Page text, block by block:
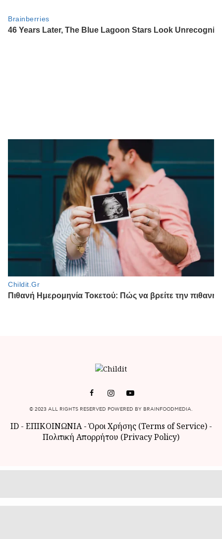
© 2023 ALL RIGHTS RESERVED POWERED BY BRAINFOODMEDIA.
ID- ΕΠΙΚΟΙΝΩΝΙΑ-Όροι Χρήσης (Terms of Service)-
Πολιτική Απορρήτου (Privacy Policy)